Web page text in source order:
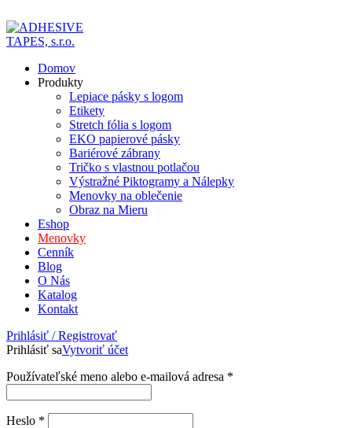
Domov
Produkty
Lepiace pásky s logom
Etikety
Stretch fólia s logom
EKO papierové pásky
Bariérové zábrany
Tričko s vlastnou potlačou
Výstražné Piktogramy a Nálepky
Menovky na oblečenie
Obraz na Mieru
Eshop
Menovky
Cenník
Blog
O Nás
Katalog
Kontakt
Prihlásiť / Registrovať
Prihlásiť saVytvoriť účet
Používateľské meno alebo e-mailová adresa *
Heslo *